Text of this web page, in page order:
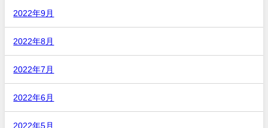
2022年9月
2022年8月
2022年7月
2022年6月
2022年5月